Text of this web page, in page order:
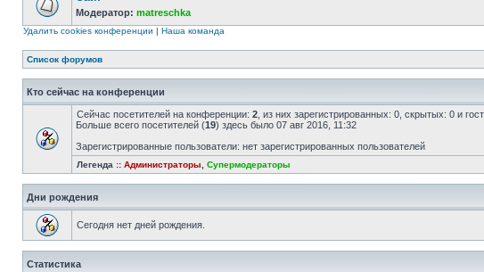
Модератор: matreschka
Удалить cookies конференции | Наша команда
Список форумов
Кто сейчас на конференции
Сейчас посетителей на конференции: 2 , из них зарегистрированных: 0, скрытых: 0 и
Больше всего посетителей (19) здесь было 07 авг 2016, 11:32
Зарегистрированные пользователи: нет зарегистрированных пользователей
Легенда :: Администраторы Супермодераторы
Дни рождения
Сегодня нет дней рождения.
Статистика